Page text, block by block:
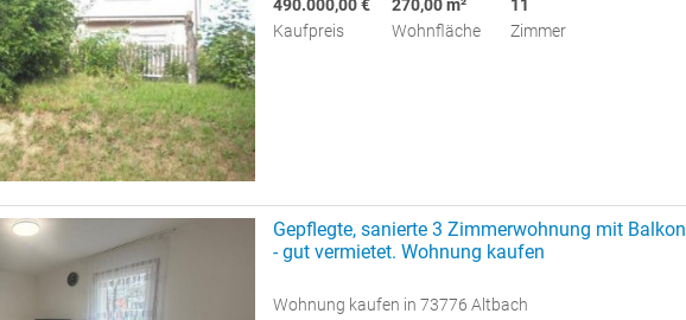
490.000,00 €
Kaufpreis
270,00 m²
Wohnfläche
11
Zimmer
Gepflegte, sanierte 3 Zimmerwohnung mit Balkon
- gut vermietet. Wohnung kaufen
Wohnung kaufen in 73776 Altbach